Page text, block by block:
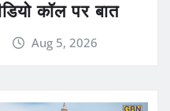
कॉल पर बात
Aug 5, 2026